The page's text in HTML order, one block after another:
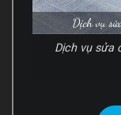
Dịch vụ sửa